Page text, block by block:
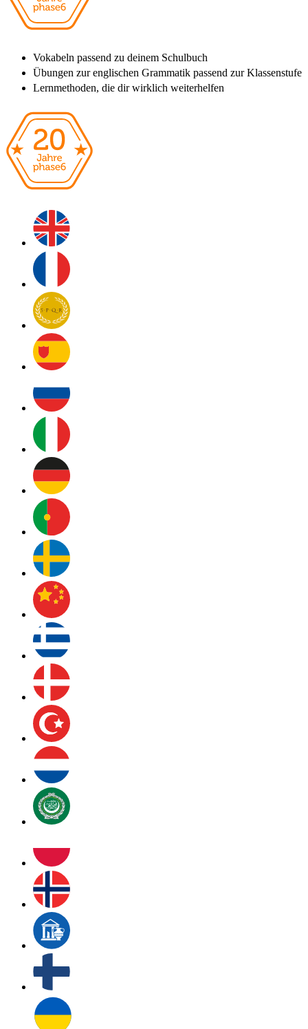
Vokabeln passend zu deinem Schulbuch
Übungen zur englischen Grammatik passend zur Klassenstufe
Lernmethoden, die dir wirklich weiterhelfen